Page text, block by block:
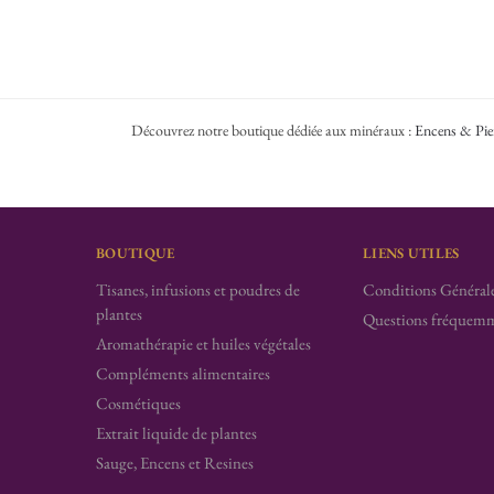
Découvrez notre boutique dédiée aux minéraux :Encens &
BOUTIQUE
Tisanes, infusions et poudres de
plantes
Aromathérapie et huiles végétales
Compléments alimentaires
Cosmétiques
Extrait liquide de plantes
Sauge, Encens et Resines
LIENS UTILES
Conditions
Questions